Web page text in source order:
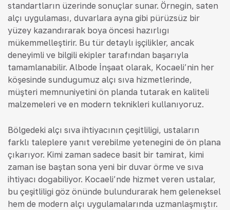
standartların üzerinde sonuçlar sunar. Örneğin, saten
alçı uygulaması, duvarlara ayna gibi pürüzsüz bir
yüzey kazandırarak boya öncesi hazırlığı
mükemmelleştirir. Bu tür detaylı işçilikler, ancak
deneyimli ve bilgili ekipler tarafından başarıyla
tamamlanabilir. Albode İnşaat olarak, Kocaeli’nin her
köşesinde sunduğumuz alçı sıva hizmetlerinde,
müşteri memnuniyetini ön planda tutarak en kaliteli
malzemeleri ve en modern teknikleri kullanıyoruz.
Bölgedeki alçı sıva ihtiyacının çeşitliliği, ustaların
farklı taleplere yanıt verebilme yeteneğini de ön plana
çıkarıyor. Kimi zaman sadece basit bir tamirat, kimi
zaman ise baştan sona yeni bir duvar örme ve sıva
ihtiyacı doğabiliyor. Kocaeli’nde hizmet veren ustalar,
bu çeşitliliği göz önünde bulundurarak hem geleneksel
hem de modern alçı uygulamalarında uzmanlaşmıştır.